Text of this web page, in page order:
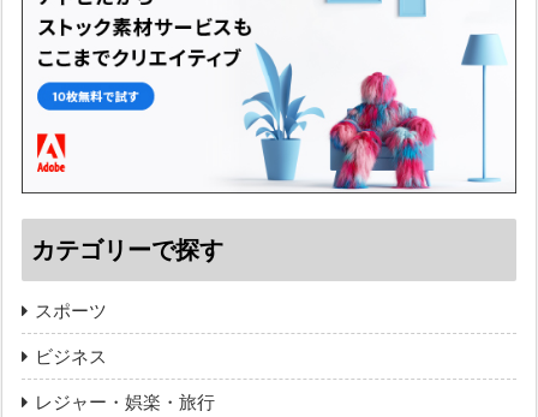
カテゴリーで探す
スポーツ
ビジネス
レジャー・娯楽・旅行